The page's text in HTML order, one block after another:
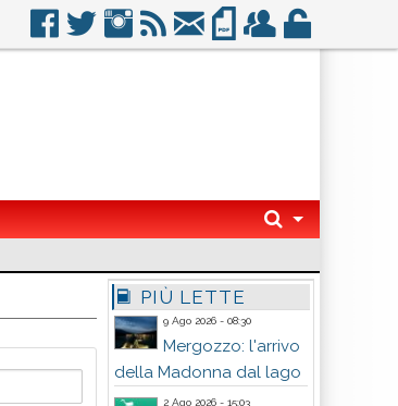
PIÙ LETTE
9 Ago 2026 - 08:30
Mergozzo: l'arrivo
della Madonna dal lago
2 Ago 2026 - 15:03